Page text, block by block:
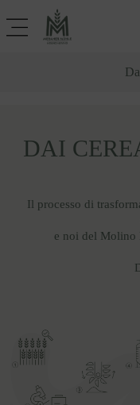
DAI
Il processo di
e noi del Molino